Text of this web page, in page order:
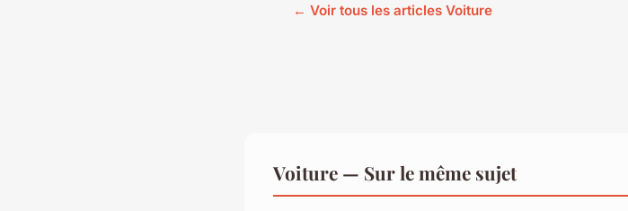
← Voir tous les articles Voiture
Voiture — Sur le même sujet